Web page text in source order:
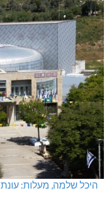
היכל שלמה, מעלות: עונת 26-27